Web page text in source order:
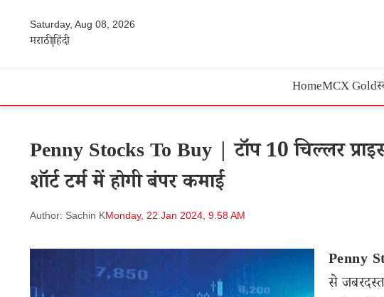
Saturday, Aug 08, 2026
मराठीहिंदी
HomeMCX Gold
Penny Stocks To Buy | टॉप 10 चिल्लर
शॉर्ट टर्म में होगी बंपर कमाई
Author: Sachin KMonday, 22 Jan 2024, 9.58 AM
Penny
से